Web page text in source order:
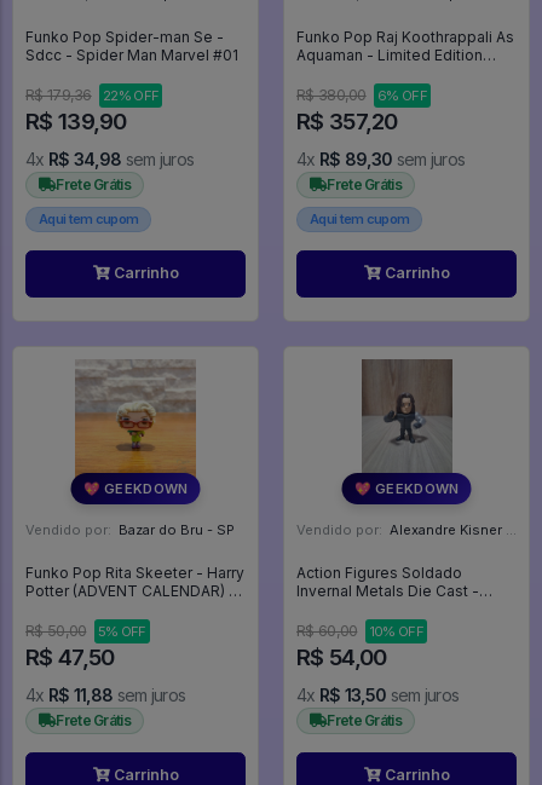
Funko Pop Spider-man Se -
Sdcc - Spider Man Marvel #01
R$ 179,36 22% OFF
R$ 139,90
4x R$ 34,98 sem juros
Frete Grátis
Aqui tem cupom
Carrinho
Funko Pop Raj Koothrappali As
Aquaman - Limited Edition
Bang Theory #832
R$ 380,00 6% OFF
R$ 357,20
4x R$ 89,30 sem juros
Frete Grátis
Aqui tem cupom
Carrinho
💖 GEEKDOWN
Vendido por: Bazar do Bru - SP
Funko Pop Rita Skeeter - Harry
Potter (ADVENT CALENDAR) -
R$ 50,00
5% OFF
R$ 47,50
4x R$ 11,88 sem juros
Frete Grátis
Carrinho
💖 GEEKDOWN
Vendido por: Alexandre Kisner - PR
Action Figures Soldado
Invernal Metals Die Cast -
R$ 60,00
10% OFF
R$ 54,00
4x R$ 13,50 sem juros
Frete Grátis
Carrinho